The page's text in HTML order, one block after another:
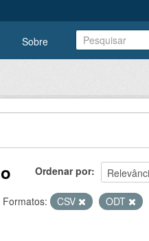
Sobre
Ordenar por
Formatos: CSV ODT